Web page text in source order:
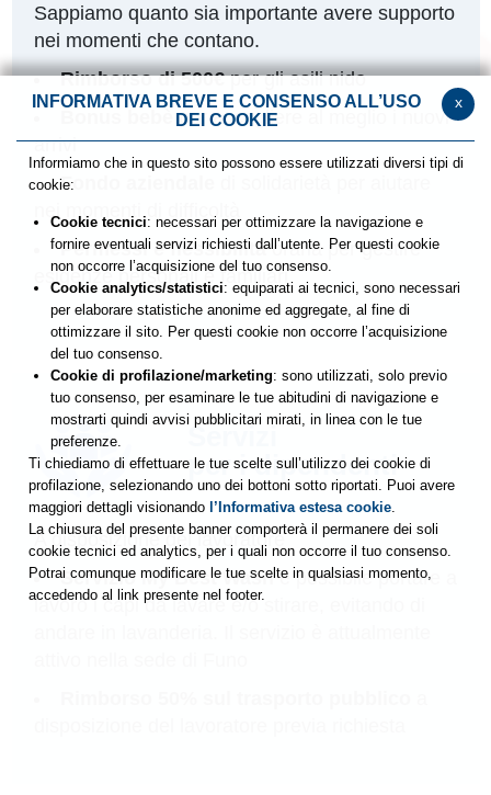
Sappiamo quanto sia importante avere supporto
nei momenti che contano.
Rimborso di 500€per gli asili nido
per accogliere al meglio i nuovi
arrivi
Fondo aziendale
Permessi e flessibilitàoraria per gestire
esigenze personali e familiari
Servizi
per i dipendenti
A disposizione del lavoratore
Servizio My Best Washè possibile portare a
lavoro i capi da lavare e/o stirare, evitando di
x
INFORMATIVA BREVE E CONSENSO ALL’USO
DEI COOKIE
Informiamo che in questo sito possono essere utilizzati diversi tipi di
cookie:
Cookie tecnici: necessari per ottimizzare la navigazione e
fornire eventuali servizi richiesti dall’utente. Per questi cookie
non occorre l’acquisizione del tuo consenso.
Cookie analytics/statistici: equiparati ai tecnici, sono necessari
per elaborare statistiche anonime ed aggregate, al fine di
ottimizzare il sito. Per questi cookie non occorre l’acquisizione
del tuo consenso.
Cookie di profilazione/marketing: sono utilizzati, solo previo
tuo consenso, per esaminare le tue abitudini di navigazione e
mostrarti quindi avvisi pubblicitari mirati, in linea con le tue
preferenze.
Ti chiediamo di effettuare le tue scelte sull’utilizzo dei cookie di
profilazione, selezionando uno dei bottoni sotto riportati. Puoi avere
maggiori dettagli visionando l’Informativa estesa cookie.
La chiusura del presente banner comporterà il permanere dei soli
cookie tecnici ed analytics, per i quali non occorre il tuo consenso.
Potrai comunque modificare le tue scelte in qualsiasi momento,
accedendo al link presente nel footer.